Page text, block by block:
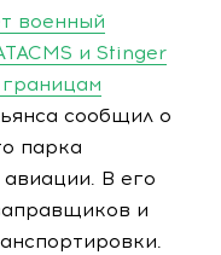
военный
и Stinger
сообщил о
парка
В его
и